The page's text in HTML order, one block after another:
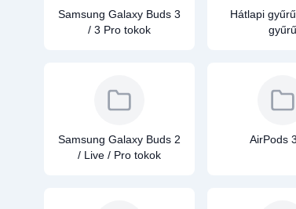
Samsung Galaxy Buds 3
/ 3 Pro tokok
Hátlapi
gyűrű
Samsung Galaxy Buds 2
/ Live / Pro tokok
AirPods